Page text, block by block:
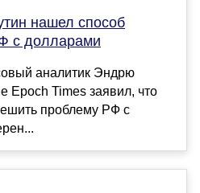
нашел способ
с долларами
аналитик Эндрю
Epoch Times заявил, что
проблему РФ с